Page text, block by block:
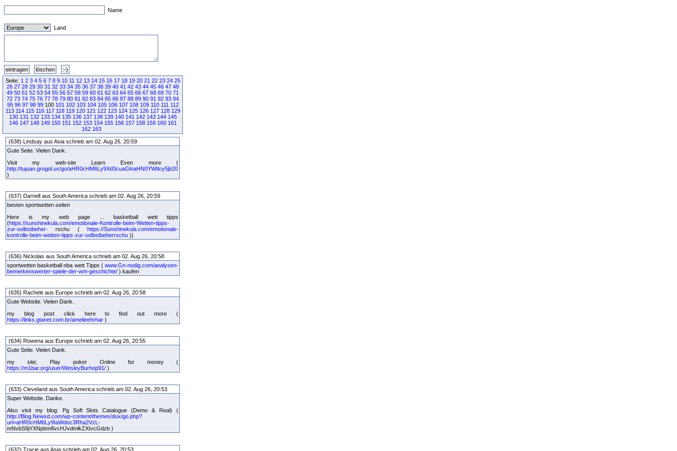
Name
Land
Seite: 1 2 3 4 5 6 7 8 9 10 11 12 13 14 15 16 17 18 19 20 21 22 23 24 25
26 27 28 29 30 31 32 33 34 35 36 37 38 39 40 41 42 43 44 45 46 47 48
49 50 51 52 53 54 55 56 57 58 59 60 61 62 63 64 65 66 67 68 69 70 71
72 73 74 75 76 77 78 79 80 81 82 83 84 85 86 87 88 89 90 91 92 93 94
95 96 97 98 99100 101 102 103 104 105 106 107 108 109 110 111 112
113 114 115 116 117 118 119 120 121 122 123 124 125 126 127 128 129
130 131 132 133 134 135 136 137 138 139 140 141 142 143 144 145
146 147 148 149 150 151 152 153 154 155 156 157 158 159 160 161
162 163
(638) Lindsay aus Asia schrieb am 02. Aug 26, 20:59
Gute Seite. Vielen Dank.
Visit my web-site Learn Even more (
http://tujuan.grogol.us/go/aHR0cHM6Ly9Xd3cuaGlnaHN0YWtlcy5jb20
)
(637) Darnell aus South America schrieb am 02. Aug 26, 20:59
besten sportwetten seiten
Here is my web page ... basketball wett tipps
(https://sunshinekula.com/emotionale-Kontrolle-beim-Wetten-tipps-
zur-selbstbeher- rschu ( https://Sunshinekula.com/emotionale-
kontrolle-beim-wetten-tipps-zur-selbstbeherrschu ))
(636) Nickolas aus South America schrieb am 02. Aug 26, 20:58
sportwetten basketball nba wett Tipps ( www.Gn-nodig.com/analysen-
bemerkenswerter-spiele-der-wm-geschichte/ ) kaufen
(635) Rachele aus Europe schrieb am 02. Aug 26, 20:58
Gute Website. Vielen Dank.
my blog post click here to find out more (
https://links.gtanet.com.br/amelieehrhar )
(634) Rowena aus Europe schrieb am 02. Aug 26, 20:55
Gute Seite. Vielen Dank.
my site; Play poker Online for money (
https://m1bar.org/user/WesleyBurhop91/ )
(633) Cleveland aus South America schrieb am 02. Aug 26, 20:53
Super Website. Danke.
Also visit my blog: Pg Soft Slots Catalogue (Demo & Real) (
http://Blog.Newxd.com/wp-content/themes/dux/go.php?
url=aHR0cHM6Ly9IaWdoc3Rha2VzL-
mNvbS9jYXNpbm8vcHJvdmlkZXIvcGdzb )
(632) Tracie aus Asia schrieb am 02. Aug 26, 20:53